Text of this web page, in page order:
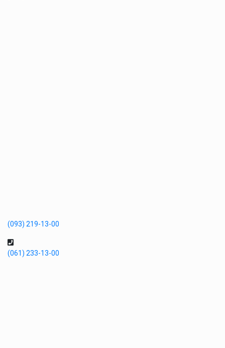
(093) 219-13-00
(061) 233-13-00